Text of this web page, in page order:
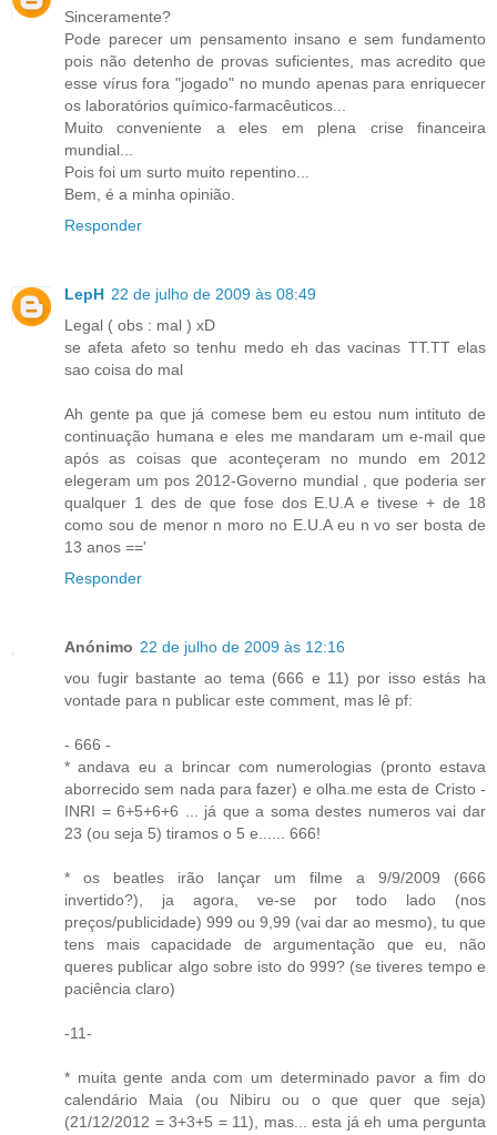
Sinceramente?
Pode parecer um pensamento insano e sem fundamento
pois não detenho de provas suficientes, mas acredito que
esse vírus fora "jogado" no mundo apenas para enriquecer
os laboratórios químico-farmacêuticos...
Muito conveniente a eles em plena crise financeira
mundial...
Pois foi um surto muito repentino...
Bem, é a minha opinião.
Responder
LepH 22 de julho de 2009 às 08:49
Legal ( obs : mal ) xD
se afeta afeto so tenhu medo eh das vacinas TT.TT elas
sao coisa do mal
Ah gente pa que já comese bem eu estou num intituto de
continuação humana e eles me mandaram um e-mail que
após as coisas que aconteçeram no mundo em 2012
elegeram um pos 2012-Governo mundial , que poderia ser
qualquer 1 des de que fose dos E.U.A e tivese + de 18
como sou de menor n moro no E.U.A eu n vo ser bosta de
13 anos =='
Responder
Anónimo 22 de julho de 2009 às 12:16
vou fugir bastante ao tema (666 e 11) por isso estás ha
vontade para n publicar este comment, mas lê pf:
- 666 -
* andava eu a brincar com numerologias (pronto estava
aborrecido sem nada para fazer) e olha.me esta de Cristo -
INRI = 6+5+6+6 ... já que a soma destes numeros vai dar
23 (ou seja 5) tiramos o 5 e...... 666!
* os beatles irão lançar um filme a 9/9/2009 (666
invertido?), ja agora, ve-se por todo lado (nos
preços/publicidade) 999 ou 9,99 (vai dar ao mesmo), tu que
tens mais capacidade de argumentação que eu, não
queres publicar algo sobre isto do 999? (se tiveres tempo e
paciência claro)
-11-
* muita gente anda com um determinado pavor a fim do
calendário Maia (ou Nibiru ou o que quer que seja)
(21/12/2012 = 3+3+5 = 11), mas... esta já eh uma pergunta